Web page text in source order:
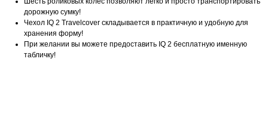
дорожную сумку!
Чехол IQ 2 Travelcover складывается в практичную и удобную для
хранения форму!
При желании вы можете предоставить IQ 2 бесплатную именную
табличку!